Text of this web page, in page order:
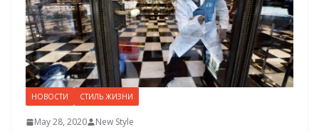
НОВОСТИ СТИЛЬ ЖИЗНИ
May 28, 2020 New Style